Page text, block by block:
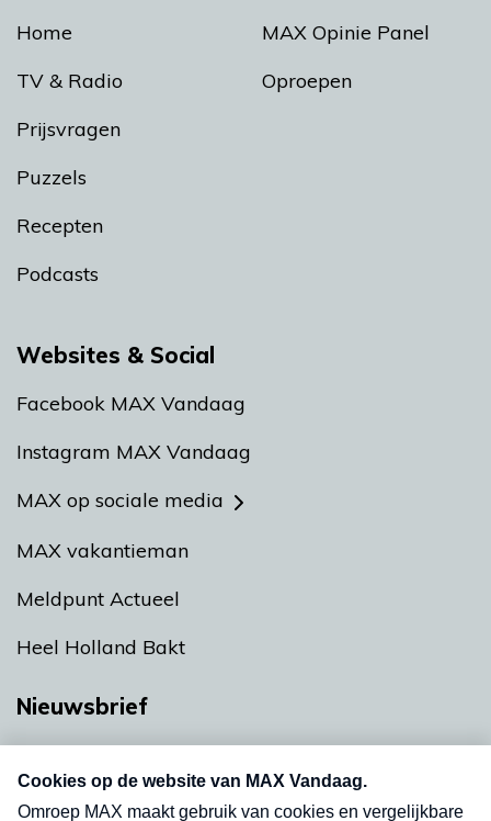
Home
TV & Radio
Prijsvragen
Puzzels
Recepten
Podcasts
MAX Opinie Panel
Oproepen
Websites & Social
Facebook MAX Vandaag
Instagram MAX Vandaag
MAX op sociale media
MAX vakantieman
Meldpunt Actueel
Heel Holland Bakt
Nieuwsbrief
nieuwsbrief. Elke vrijdag- en dinsdagochtend in
uw mailbox.